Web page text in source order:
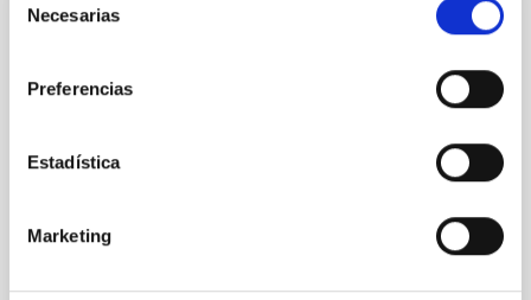
Necesarias
Preferencias
Estadística
Marketing
CON ÁRBITRO
interferograms for calibration
ReionisaTiOn epoch (CONCERTO) instrument was a
inductance detector (LEKID) technology that
operated at 130-310 GHz. It was installed on the 12-